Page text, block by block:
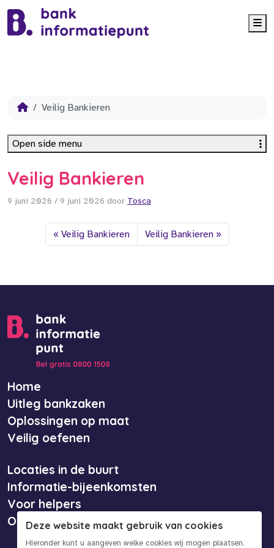
Veilig Bankieren
Veilig Bankieren
9 juni 2026 / 9 juni 2026 door Tosca
Veilig Bankieren Veilig Bankieren
Open side menu
Home
Uitleg bankzaken
Oplossingen op maat
Veilig oefenen
Locaties in de buurt
Informatie-bijeenkomsten
Voor helpers
Over ons
Deze website maakt gebruik van cookies
Hieronder kunt u aangeven welke cookies wij mogen plaatsen.